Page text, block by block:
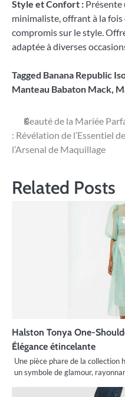
Style et Confort : Présente
minimaliste, offrant à la
compromis sur le style.
adaptée à diverses
Tagged Banana Republic
Manteau Babaton Mack,
Navigation
de
Beauté de la Mariée
: Révélation de l’Essentiel de
l’Arsenal de Maquillage
Related Posts
Halston Tonya One-
Élégance étincelante
Une pièce phare de la collection
un symbole de glamour,